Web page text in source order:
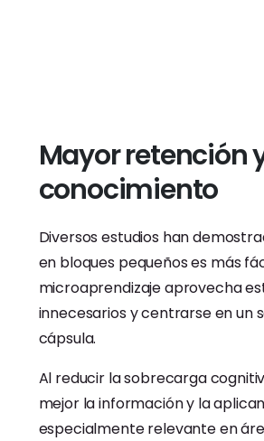
Mayor retención
conocimiento
Diversos estudios han
en bloques pequeños es más
microaprendizaje aprovecha
innecesarios y centrarse en un
cápsula.
Al reducir la sobrecarga
mejor la información y la
especialmente relevante en